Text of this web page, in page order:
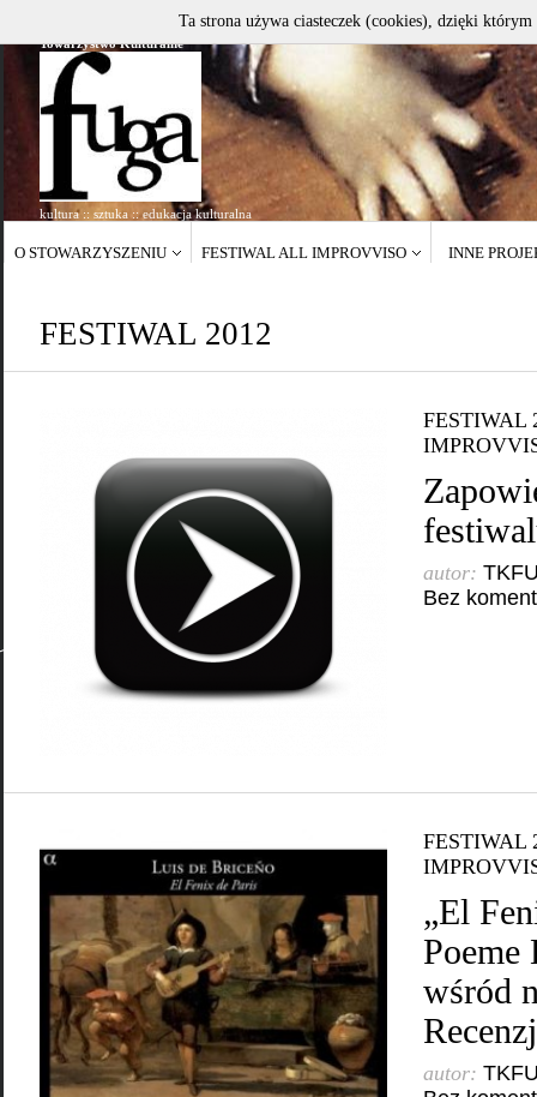
Towarzystwo Kulturalne
kultura :: sztuka :: edukacja kulturalna
O STOWARZYSZENIU FESTIWAL ALL IMPROVVISO INNE
FESTIWAL 2012
FESTIWAL
autor:
Bez
FESTIWAL
„El
Poeme
wśród
autor:
Ta strona używa ciasteczek (cookies), dzięki